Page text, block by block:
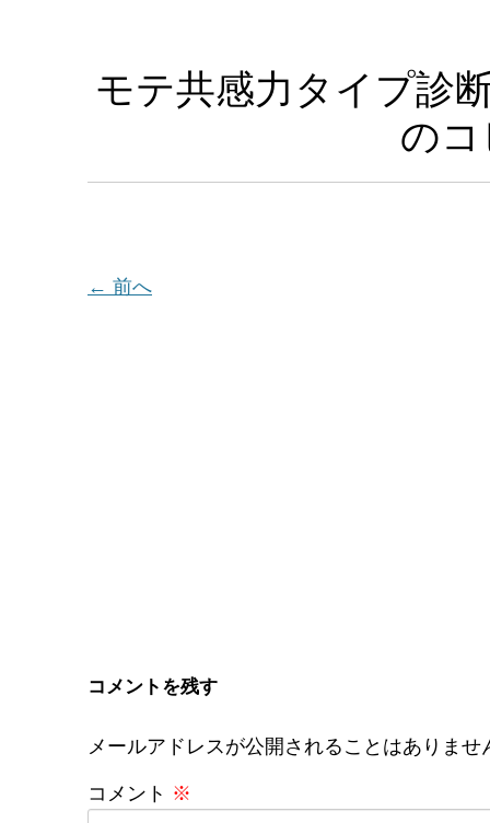
モテ共感力タイプ診
の
← 前へ
コメントを残す
メールアドレスが公開されることはありませ
コメント ※